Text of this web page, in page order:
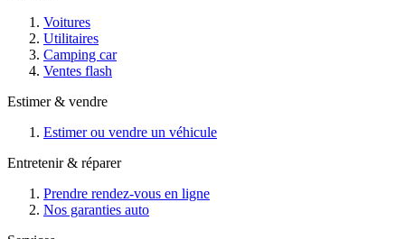
Voitures
Utilitaires
Camping car
Ventes flash
Estimer & vendre
Estimer ou vendre un véhicule
Entretenir & réparer
Prendre rendez-vous en ligne
Nos garanties auto